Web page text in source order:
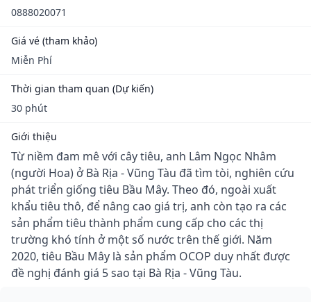
0888020071
Giá vé (tham khảo)
Miễn Phí
Thời gian tham quan (Dự kiến)
30 phút
Giới thiệu
Từ niềm đam mê với cây tiêu, anh Lâm Ngọc Nhâm
(người Hoa) ở Bà Rịa - Vũng Tàu đã tìm tòi, nghiên cứu
phát triển giống tiêu Bầu Mây. Theo đó, ngoài xuất
khẩu tiêu thô, để nâng cao giá trị, anh còn tạo ra các
sản phẩm tiêu thành phẩm cung cấp cho các thị
trường khó tính ở một số nước trên thế giới. Năm
2020, tiêu Bầu Mây là sản phẩm OCOP duy nhất được
đề nghị đánh giá 5 sao tại Bà Rịa - Vũng Tàu.